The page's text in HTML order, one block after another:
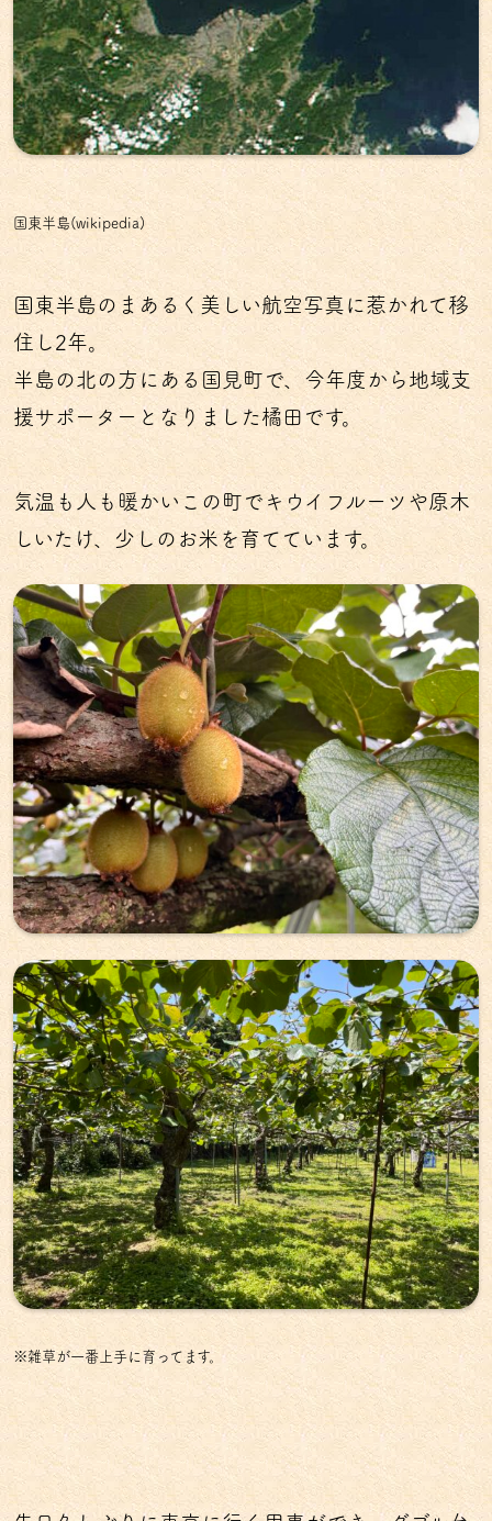
国東半島(wikipedia)
国東半島のまあるく美しい航空写真に惹かれて移
住し2年。
半島の北の方にある国見町で、今年度から地域支
援サポーターとなりました橘田です。
気温も人も暖かいこの町でキウイフルーツや原木
しいたけ、少しのお米を育てています。​
※雑草が一番上手に育ってます。